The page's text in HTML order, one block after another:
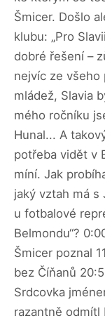
Šmicer. Došlo
klubu: „Pro
dobré řešení –
nejvíc ze
mládež, Slavia
mého ročníku
Hunal... A
potřeba vidět v
míní. Jak
jaký vztah má s
u fotbalové
Belmondu“?
Šmicer poznal
bez Číňanů
Srdcovka
razantně odmítl